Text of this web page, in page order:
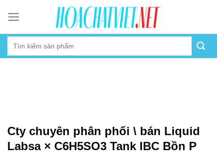
content
Cty chuyên phân phối \ bán Liquid
Labsa × C6H5SO3 Tank IBC Bồn P